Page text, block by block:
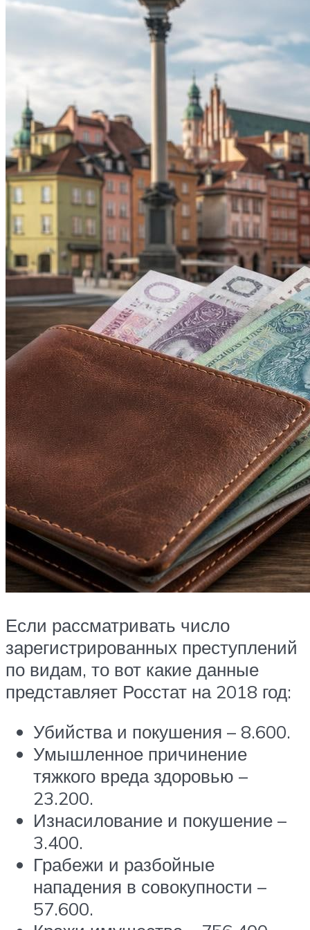
Если рассматривать число
зарегистрированных преступлений
по видам, то вот какие данные
представляет Росстат на 2018 год:
Убийства и покушения – 8.600.
Умышленное причинение
тяжкого вреда здоровью –
23.200.
Изнасилование и покушение –
3.400.
Грабежи и разбойные
нападения в совокупности –
57.600.